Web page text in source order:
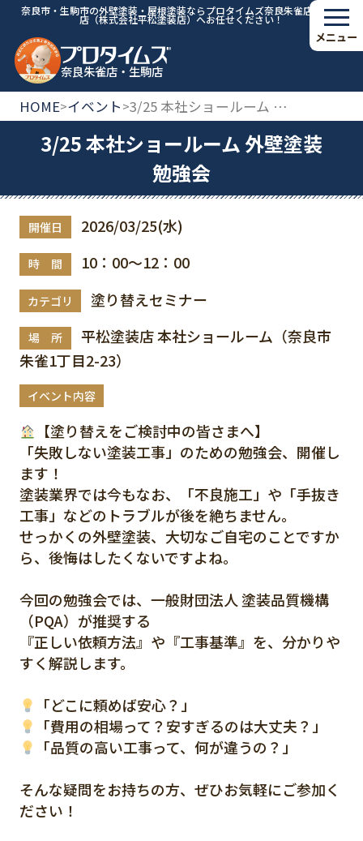
奈良市・生駒市の外壁塗装・屋根塗装ならプロタイムズ奈良朱雀店・生駒
店（株式会社平松塗装店）へお任せください！
奈良朱雀店・生駒店
メニュー
HOME>イベント> 3/25 本社ショールーム 外壁塗装勉強会
3/25 本社ショールーム 外壁塗装
勉強会
開催日 2026/03/25(水)
時 間 10：00～12：00
カテゴリ 塗り替えセミナー
場 所
平松塗装店 本社ショールーム（奈良市
朱雀1丁目2-23）
イベント内容
【塗り替えをご検討中の皆さまへ】
「失敗しない塗装工事」のための勉強会、開催し
ます！
塗装業界では今もなお、「不良施工」や「手抜き
工事」などのトラブルが後を絶ちません。
せっかくの外壁塗装、大切なご自宅のことですか
ら、後悔はしたくないですよね。
今回の勉強会では、一般財団法人 塗装品質機構
（PQA）が推奨する
『正しい依頼方法』や『工事基準』を、分かりや
すく解説します。
「どこに頼めば安心？」
「費用の相場って？安すぎるのは大丈夫？」
「品質の高い工事って、何が違うの？」
そんな疑問をお持ちの方、ぜひお気軽にご参加く
ださい！